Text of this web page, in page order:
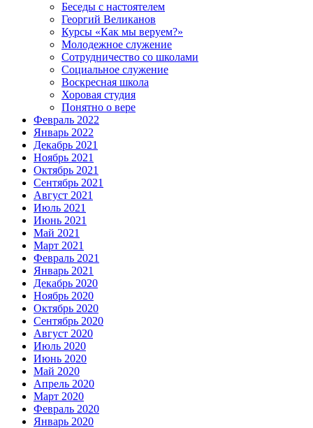
Беседы с настоятелем
Георгий Великанов
Курсы «Как мы веруем?»
Молодежное служение
Сотрудничество со школами
Социальное служение
Воскресная школа
Хоровая студия
Понятно о вере
Февраль 2022
Январь 2022
Декабрь 2021
Ноябрь 2021
Октябрь 2021
Сентябрь 2021
Август 2021
Июль 2021
Июнь 2021
Май 2021
Март 2021
Февраль 2021
Январь 2021
Декабрь 2020
Ноябрь 2020
Октябрь 2020
Сентябрь 2020
Август 2020
Июль 2020
Июнь 2020
Май 2020
Апрель 2020
Март 2020
Февраль 2020
Январь 2020